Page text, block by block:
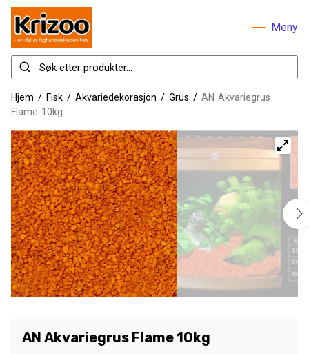
Meny
Hjem / Fisk / Akvariedekorasjon / Grus / AN Akvariegrus
Flame 10kg
AN Akvariegrus Flame 10kg